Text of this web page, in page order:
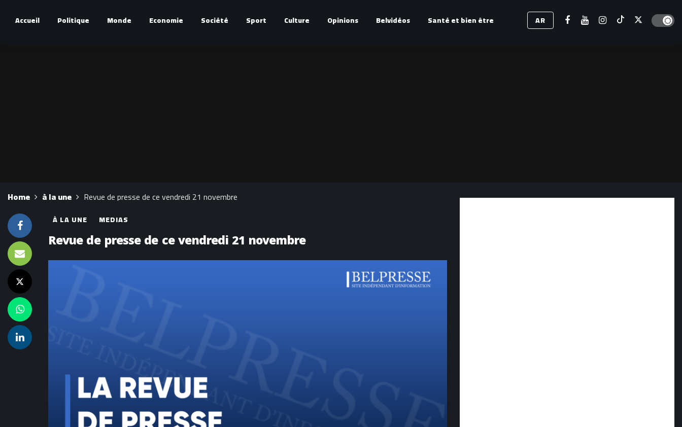
Accueil Politique Monde Economie Société Sport Culture Opinions Belvidéos Santé et bien être AR Dark
Home à la une Revue de presse de ce vendredi 21 novembre
À LA UNE MEDIAS
Revue de presse de ce vendredi 21 novembre